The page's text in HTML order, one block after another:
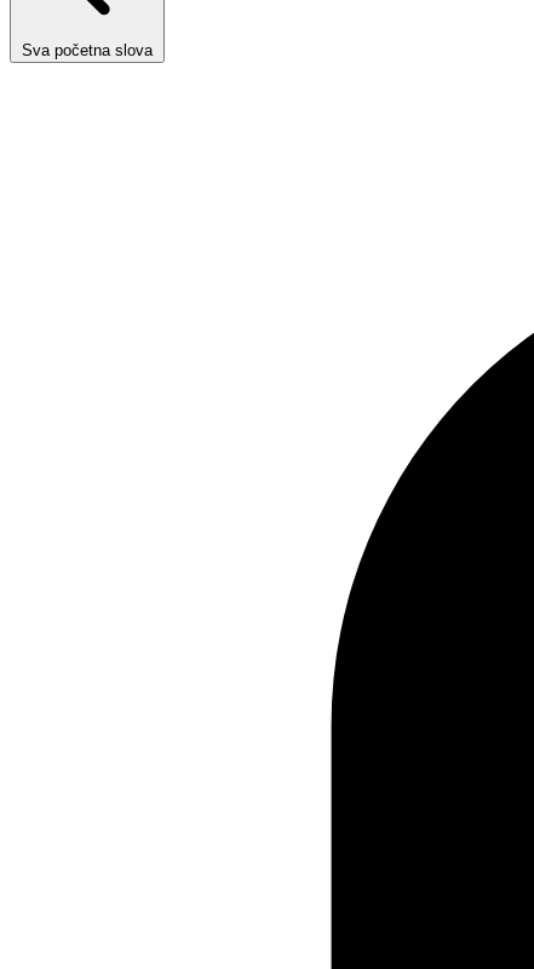
Sva početna slova